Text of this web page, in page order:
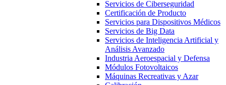
Servicios de Ciberseguridad
Certificación de Producto
Servicios para Dispositivos Médicos
Servicios de Big Data
Servicios de Inteligencia Artificial y
Análisis Avanzado
Industria Aeroespacial y Defensa
Módulos Fotovoltaicos
Máquinas Recreativas y Azar